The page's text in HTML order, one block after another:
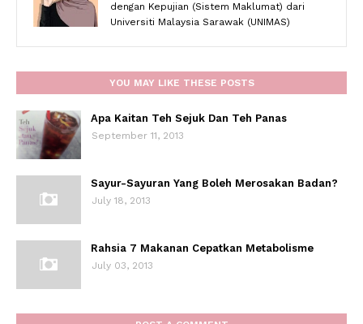
dengan Kepujian (Sistem Maklumat) dari
Universiti Malaysia Sarawak (UNIMAS)
YOU MAY LIKE THESE POSTS
Apa Kaitan Teh Sejuk Dan Teh Panas
September 11, 2013
Sayur-Sayuran Yang Boleh Merosakan Badan?
July 18, 2013
Rahsia 7 Makanan Cepatkan Metabolisme
July 03, 2013